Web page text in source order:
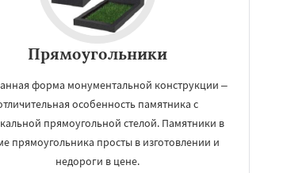
Прямоугольники
форма монументальной конструкции –
особенность памятника с
прямоугольной стелой. Памятники в
прямоугольника просты в изготовлении и
недороги в цене.